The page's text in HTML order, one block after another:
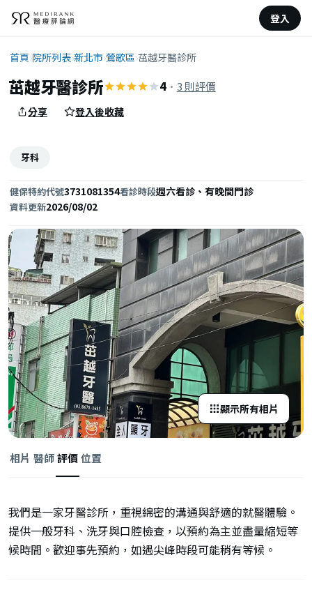
登入
首頁›院所列表›新北市›鶯歌區›茁越牙醫診所
茁越牙醫診所 4· 3 則評價
分享 登入後收藏
牙科
健保特約代號3731081354看診時段週六看診、有晚間門診
資料更新2026/08/02
顯示所有相片
相片 醫師評價位置
我們是一家牙醫診所，重視綿密的溝通與舒適的就醫體驗。
提供一般牙科、洗牙與口腔檢查，以預約為主並盡量縮短等
候時間。歡迎事先預約，如遇尖峰時段可能稍有等候。